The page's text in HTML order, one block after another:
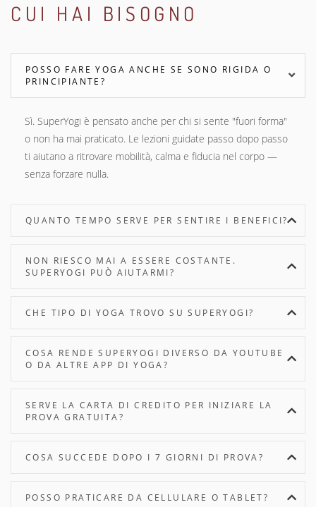
CUI HAI BISOGNO
POSSO FARE YOGA ANCHE SE SONO RIGIDA O
PRINCIPIANTE?
Sì. SuperYogi è pensato anche per chi si sente "fuori forma"
o non ha mai praticato. Le lezioni guidate passo dopo passo
ti aiutano a ritrovare mobilità, calma e fiducia nel corpo —
senza forzare nulla.
QUANTO TEMPO SERVE PER SENTIRE I BENEFICI?
NON RIESCO MAI A ESSERE COSTANTE.
SUPERYOGI PUÒ AIUTARMI?
CHE TIPO DI YOGA TROVO SU SUPERYOGI?
COSA RENDE SUPERYOGI DIVERSO DA YOUTUBE
O DA ALTRE APP DI YOGA?
SERVE LA CARTA DI CREDITO PER INIZIARE LA
PROVA GRATUITA?
COSA SUCCEDE DOPO I 7 GIORNI DI PROVA?
POSSO PRATICARE DA CELLULARE O TABLET?